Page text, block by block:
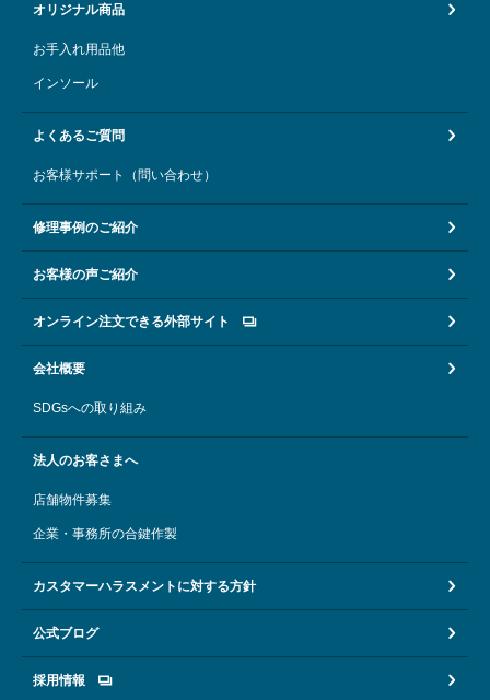
オリジナル商品
お手入れ用品他
インソール
よくあるご質問
お客様サポート（問い合わせ）
修理事例のご紹介
お客様の声ご紹介
オンライン注文できる外部サイト
会社概要
SDGsへの取り組み
法人のお客さまへ
店舗物件募集
企業・事務所の合鍵作製
カスタマーハラスメントに対する方針
公式ブログ
採用情報